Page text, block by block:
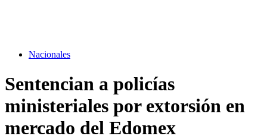
Nacionales
Sentencian a policías
ministeriales por extorsión en
mercado del Edomex